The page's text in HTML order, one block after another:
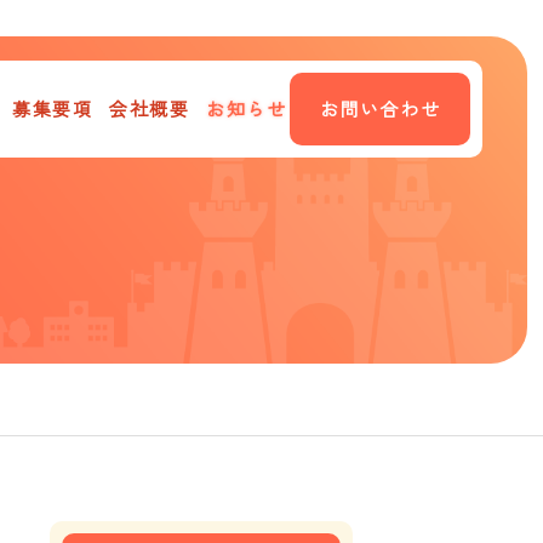
募集要項 会社概要 お知らせ お問い合わせ